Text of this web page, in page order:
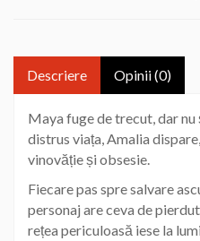
Descriere Opinii (0)
Maya fuge de trecut, dar
distrus viața, Amalia
vinovăție și obsesie.
Fiecare pas spre salvare
personaj are ceva de
rețea periculoasă iese la